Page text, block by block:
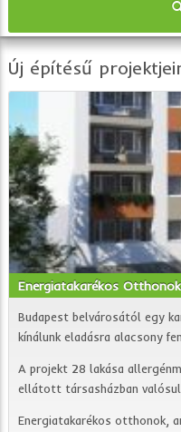
Új építésű
Energiatakarékos Otthonok
Budapest belvárosától egy
kínálunk eladásra alacsony
A projekt 28 lakása
ellátott társasházban
Energiatakarékos otthonok,